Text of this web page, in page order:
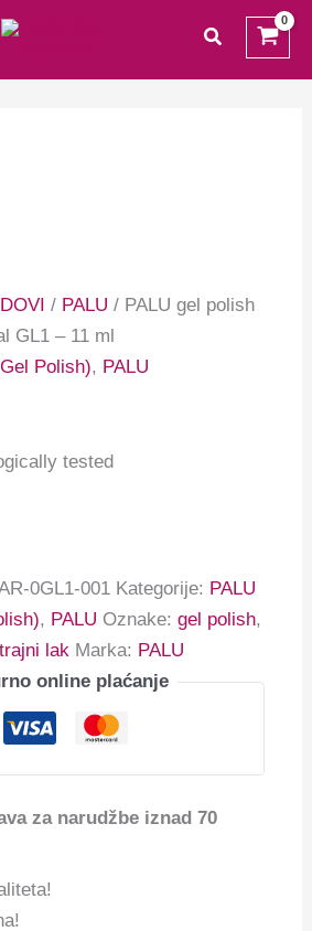
traži
/ PALU / PALU gel polish
GL1 – 11 ml
Polish), PALU
0GL1-001 Kategorije: PALU
, PALU Oznake:gel polish,
trajni lak Marka: PALU
online plaćanje
za narudžbe iznad 70